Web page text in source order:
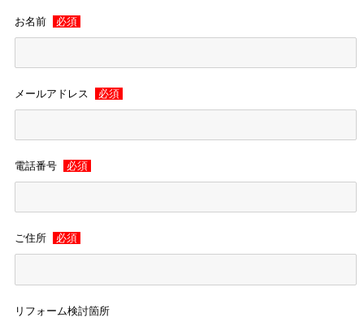
お名前 必須
メールアドレス 必須
電話番号 必須
ご住所 必須
リフォーム検討箇所